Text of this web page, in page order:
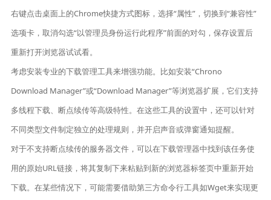
右键点击桌面上的Chrome快捷方式图标，选择“属性”，切换到“兼容性”
选项卡，取消勾选“以管理员身份运行此程序”前面的对勾，保存设置后
重新打开浏览器试试看。
考虑安装专业的下载管理工具来增强功能。比如安装“Chrono
Download Manager”或“Download Manager”等浏览器扩展，它们支持
多线程下载、断点续传等高级特性。在这些工具的设置中，还可以针对
不同类型文件制定独立的处理规则，并开启声音或弹窗通知提醒。
对于不支持断点续传的服务器文件，可以在下载管理器中找到该任务使
用的原始URL链接，将其复制下来粘贴到新的浏览器标签页中重新开始
下载。在某些情况下，可能需要借助第三方命令行工具如Wget来实现更